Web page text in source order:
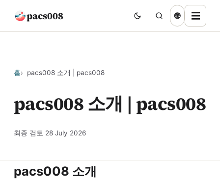
pacs008 🌐 ☰
홈 pacs008 소개 | pacs008
pacs008 소개 | pacs008
최종 검토 28 July 2026
pacs008 소개